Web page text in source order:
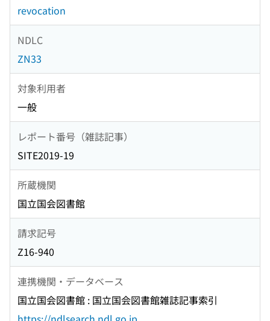
revocation
NDLC
ZN33
対象利用者
一般
レポート番号（雑誌記事）
SITE2019-19
所蔵機関
国立国会図書館
請求記号
Z16-940
連携機関・データベース
国立国会図書館 : 国立国会図書館雑誌記事索引